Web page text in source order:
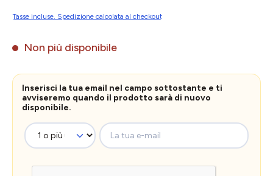
Tasse incluse. Spedizione calcolata al checkout
Non più disponibile
Inserisci la tua email nel campo sottostante e ti
avviseremo quando il prodotto sarà di nuovo
disponibile.
La tua e-mail